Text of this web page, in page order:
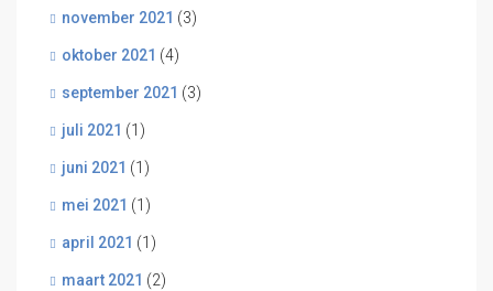
november 2021 (3)
oktober 2021 (4)
september 2021 (3)
juli 2021 (1)
juni 2021 (1)
mei 2021 (1)
april 2021 (1)
maart 2021 (2)